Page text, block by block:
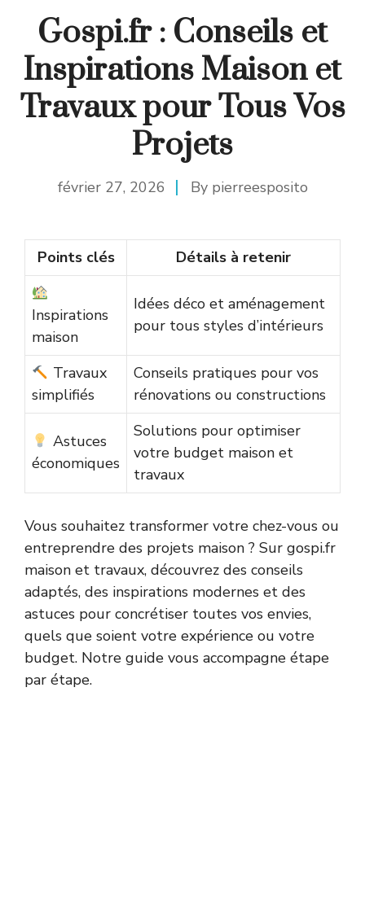
Gospi.fr : Conseils et
Inspirations Maison et
Travaux pour Tous Vos
Projets
février 27, 2026 By pierreesposito
Points clés Détails à retenir
Inspirations
maison
Idées déco et aménagement
pour tous styles d’intérieurs
Travaux
simplifiés
Conseils pratiques pour vos
rénovations ou constructions
Astuces
économiques
Solutions pour optimiser
votre budget maison et
travaux
Vous souhaitez transformer votre chez-vous ou
entreprendre des projets maison ? Sur gospi.fr
maison et travaux, découvrez des conseils
adaptés, des inspirations modernes et des
astuces pour concrétiser toutes vos envies,
quels que soient votre expérience ou votre
budget. Notre guide vous accompagne étape
par étape.